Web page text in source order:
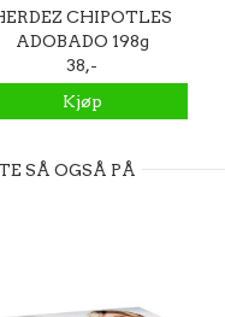
CHIPOTLES
ADOBADO 198g
38,-
Kjøp
SÅ OGSÅ PÅ